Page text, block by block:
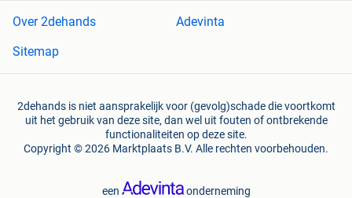
Over 2dehands
Adevinta
Sitemap
2dehands is niet aansprakelijk voor (gevolg)schade die voortkomt
uit het gebruik van deze site, dan wel uit fouten of ontbrekende
functionaliteiten op deze site.
Copyright © 2026 Marktplaats B.V. Alle rechten voorbehouden.
een onderneming